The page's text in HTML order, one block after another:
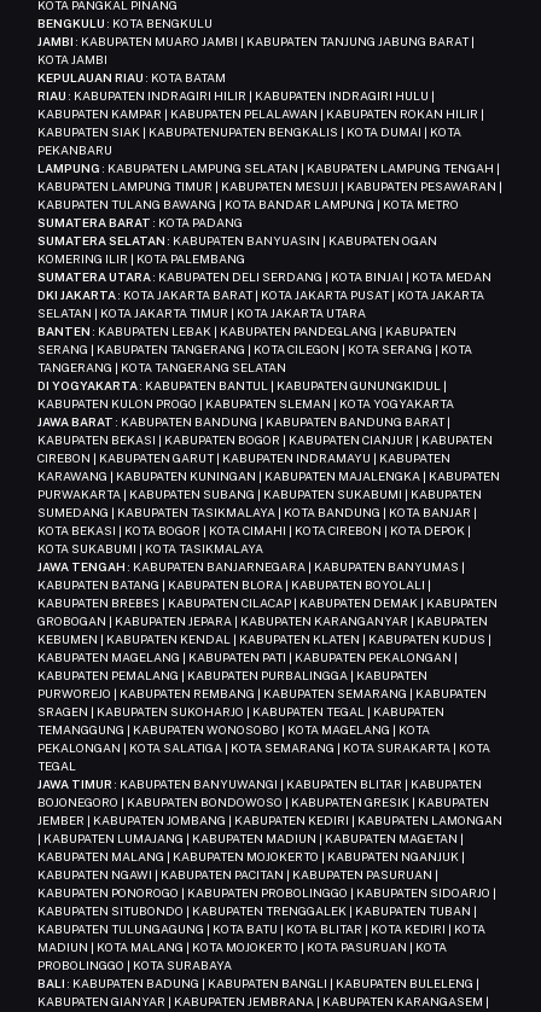
KOTA PANGKAL PINANG
BENGKULU : KOTA BENGKULU
JAMBI : KABUPATEN MUARO JAMBI | KABUPATEN TANJUNG JABUNG BARAT |
KOTA JAMBI
KEPULAUAN RIAU : KOTA BATAM
RIAU : KABUPATEN INDRAGIRI HILIR | KABUPATEN INDRAGIRI HULU |
KABUPATEN KAMPAR | KABUPATEN PELALAWAN | KABUPATEN ROKAN HILIR |
KABUPATEN SIAK | KABUPATENUPATEN BENGKALIS | KOTA DUMAI | KOTA
PEKANBARU
LAMPUNG : KABUPATEN LAMPUNG SELATAN | KABUPATEN LAMPUNG TENGAH |
KABUPATEN LAMPUNG TIMUR | KABUPATEN MESUJI | KABUPATEN PESAWARAN |
KABUPATEN TULANG BAWANG | KOTA BANDAR LAMPUNG | KOTA METRO
SUMATERA BARAT : KOTA PADANG
SUMATERA SELATAN : KABUPATEN BANYUASIN | KABUPATEN OGAN
KOMERING ILIR | KOTA PALEMBANG
SUMATERA UTARA: KABUPATEN DELI SERDANG | KOTA BINJAI | KOTA MEDAN
DKI JAKARTA: KOTA JAKARTA BARAT | KOTA JAKARTA PUSAT | KOTA JAKARTA
SELATAN | KOTA JAKARTA TIMUR | KOTA JAKARTA UTARA
BANTEN : KABUPATEN LEBAK | KABUPATEN PANDEGLANG | KABUPATEN
SERANG | KABUPATEN TANGERANG | KOTA CILEGON | KOTA SERANG | KOTA
TANGERANG | KOTA TANGERANG SELATAN
DI YOGYAKARTA: KABUPATEN BANTUL | KABUPATEN GUNUNGKIDUL |
KABUPATEN KULON PROGO | KABUPATEN SLEMAN | KOTA YOGYAKARTA
JAWA BARAT : KABUPATEN BANDUNG | KABUPATEN BANDUNG BARAT |
KABUPATEN BEKASI | KABUPATEN BOGOR | KABUPATEN CIANJUR | KABUPATEN
CIREBON | KABUPATEN GARUT | KABUPATEN INDRAMAYU | KABUPATEN
KARAWANG | KABUPATEN KUNINGAN | KABUPATEN MAJALENGKA | KABUPATEN
PURWAKARTA | KABUPATEN SUBANG | KABUPATEN SUKABUMI | KABUPATEN
SUMEDANG | KABUPATEN TASIKMALAYA | KOTA BANDUNG | KOTA BANJAR |
KOTA BEKASI | KOTA BOGOR | KOTA CIMAHI | KOTA CIREBON | KOTA DEPOK |
KOTA SUKABUMI | KOTA TASIKMALAYA
JAWA TENGAH : KABUPATEN BANJARNEGARA | KABUPATEN BANYUMAS |
KABUPATEN BATANG | KABUPATEN BLORA | KABUPATEN BOYOLALI |
KABUPATEN BREBES | KABUPATEN CILACAP | KABUPATEN DEMAK | KABUPATEN
GROBOGAN | KABUPATEN JEPARA | KABUPATEN KARANGANYAR | KABUPATEN
KEBUMEN | KABUPATEN KENDAL | KABUPATEN KLATEN | KABUPATEN KUDUS |
KABUPATEN MAGELANG | KABUPATEN PATI | KABUPATEN PEKALONGAN |
KABUPATEN PEMALANG | KABUPATEN PURBALINGGA | KABUPATEN
PURWOREJO | KABUPATEN REMBANG | KABUPATEN SEMARANG | KABUPATEN
SRAGEN | KABUPATEN SUKOHARJO | KABUPATEN TEGAL | KABUPATEN
TEMANGGUNG | KABUPATEN WONOSOBO | KOTA MAGELANG | KOTA
PEKALONGAN | KOTA SALATIGA | KOTA SEMARANG | KOTA SURAKARTA | KOTA
TEGAL
JAWA TIMUR : KABUPATEN BANYUWANGI | KABUPATEN BLITAR | KABUPATEN
BOJONEGORO | KABUPATEN BONDOWOSO | KABUPATEN GRESIK | KABUPATEN
JEMBER | KABUPATEN JOMBANG | KABUPATEN KEDIRI | KABUPATEN LAMONGAN
| KABUPATEN LUMAJANG | KABUPATEN MADIUN | KABUPATEN MAGETAN |
KABUPATEN MALANG | KABUPATEN MOJOKERTO | KABUPATEN NGANJUK |
KABUPATEN NGAWI | KABUPATEN PACITAN | KABUPATEN PASURUAN |
KABUPATEN PONOROGO | KABUPATEN PROBOLINGGO | KABUPATEN SIDOARJO |
KABUPATEN SITUBONDO | KABUPATEN TRENGGALEK | KABUPATEN TUBAN |
KABUPATEN TULUNGAGUNG | KOTA BATU | KOTA BLITAR | KOTA KEDIRI | KOTA
MADIUN | KOTA MALANG | KOTA MOJOKERTO | KOTA PASURUAN | KOTA
PROBOLINGGO | KOTA SURABAYA
BALI : KABUPATEN BADUNG | KABUPATEN BANGLI | KABUPATEN BULELENG |
KABUPATEN GIANYAR | KABUPATEN JEMBRANA | KABUPATEN KARANGASEM |